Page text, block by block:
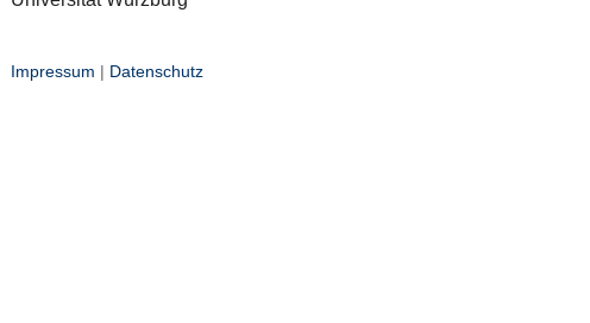
Impressum | Datenschutz